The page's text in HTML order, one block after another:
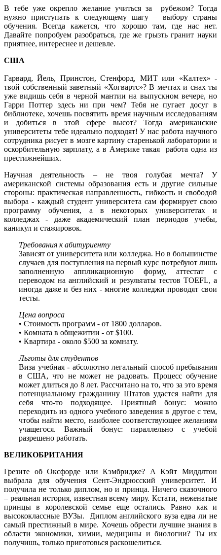
В тебе уже окрепло желание учиться за рубежом? Тогда
нужно приступать к следующему шагу – выбору страны
обучения. Всегда кажется, что хорошо там, где нас нет.
Давайте попробуем разобраться, где же грызть гранит науки
приятнее, интереснее и дешевле.
США
Гарвард, Йель, Принстон, Стенфорд, МИТ или «Калтех» -
твой собственный заветный «Хогвартс»? В мечтах и снах ты
уже видишь себя в черной мантии на выпускном вечере, но
Гарри Поттер здесь ни при чем? Тебя не пугает досуг в
библиотеке, хочешь посвятить время научным исследованиям
и добиться в этой сфере высот? Тогда американские
университеты тебе идеально подходят! У нас работа научного
сотрудника рисует в мозге картину старенькой лаборатории и
оскорбительную зарплату, а в Америке такая работа одна из
престижнейших.
Научная деятельность – не твоя голубая мечта? У
американской системы образования есть и другие сильные
стороны: практическая направленность, гибкость и свободой
выбора - каждый студент университета сам формирует свою
программу обучения, а в некоторых университетах и
колледжах - даже академический план периодов учебы,
каникул и стажировок.
Требования к абитуриенту
Зависят от университета или колледжа. Но в большинстве
случаев для поступления на первый курс потребуют лишь
заполненную аппликационную форму, аттестат с
переводом на английский и результаты тестов TOEFL, а
иногда даже и без них - многие колледжи проводят свои
тесты.
Цена вопроса
• Стоимость программ - от 1800 долларов.
• Комната в общежитии - от $100.
• Квартира - около $500 за комнату.
Льготы для студентов
Виза учебная - абсолютно легальный способ пребывания
в США, что не может не радовать. Процесс обучение
может длиться до 8 лет. Рассчитано на то, что за это время
потенциальному гражданину Штатов удастся найти для
себя что-то подходящее. Приятный бонус: можно
переходить из одного учебного заведения в другое с тем,
чтобы найти место, наиболее соответствующее желаниям
учащегося. Важный бонус: параллельно с учебой
разрешено работать.
ВЕЛИКОБРИТАНИЯ
Грезите об Оксфорде или Кэмбридже? А Кэйт Миддлтон
выбрала для обучения Сент-Эндрюсский университет. И
получила не только диплом, но и принца. Ничего сказочного
– реальная история, известная всему миру. Кстати, неженатые
принцы в королевской семье еще остались. Равно как и
высококлассные ВУЗы. Диплом английского вуза едва ли не
самый престижный в мире. Хочешь обрести лучшие знания в
области экономики, химии, медицины и биологии? Ты их
получишь, только приготовься раскошелиться.